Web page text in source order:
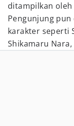
ditampilkan
Pengunjung
karakter seperti
Shikamaru Nara,